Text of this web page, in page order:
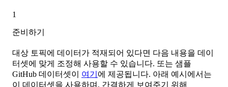
1
준비하기
대상 토픽에 데이터가 적재되어 있다면 다음 내용을 데이
터셋에 맞게 조정해 사용할 수 있습니다. 또는 샘플
GitHub 데이터셋이 여기 에 제공됩니다. 아래 예시에서는
이 데이터셋을 사용하며, 간결하게 보여주기 위해